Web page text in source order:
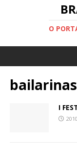
O
bailarinas
I